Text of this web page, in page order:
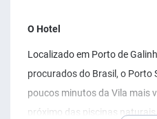
O Hotel
Localizado em Porto de
procurados do Brasil, o Porto
poucos minutos da Vila mais
próximo das piscinas